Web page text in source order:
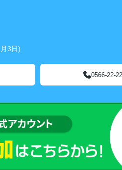
3日)
0566-22-